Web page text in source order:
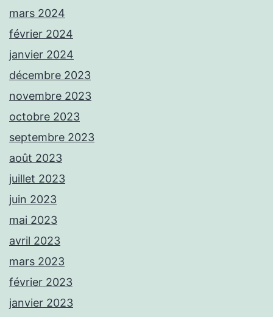
mars 2024
février 2024
janvier 2024
décembre 2023
novembre 2023
octobre 2023
septembre 2023
août 2023
juillet 2023
juin 2023
mai 2023
avril 2023
mars 2023
février 2023
janvier 2023